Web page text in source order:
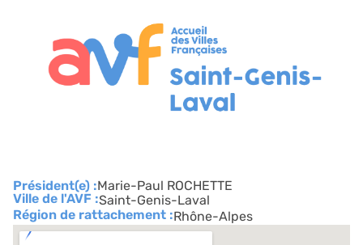
Président(e) :Marie-Paul ROCHETTE
Ville de l'AVF :Saint-Genis-Laval
Région de rattachement :Rhône-Alpes